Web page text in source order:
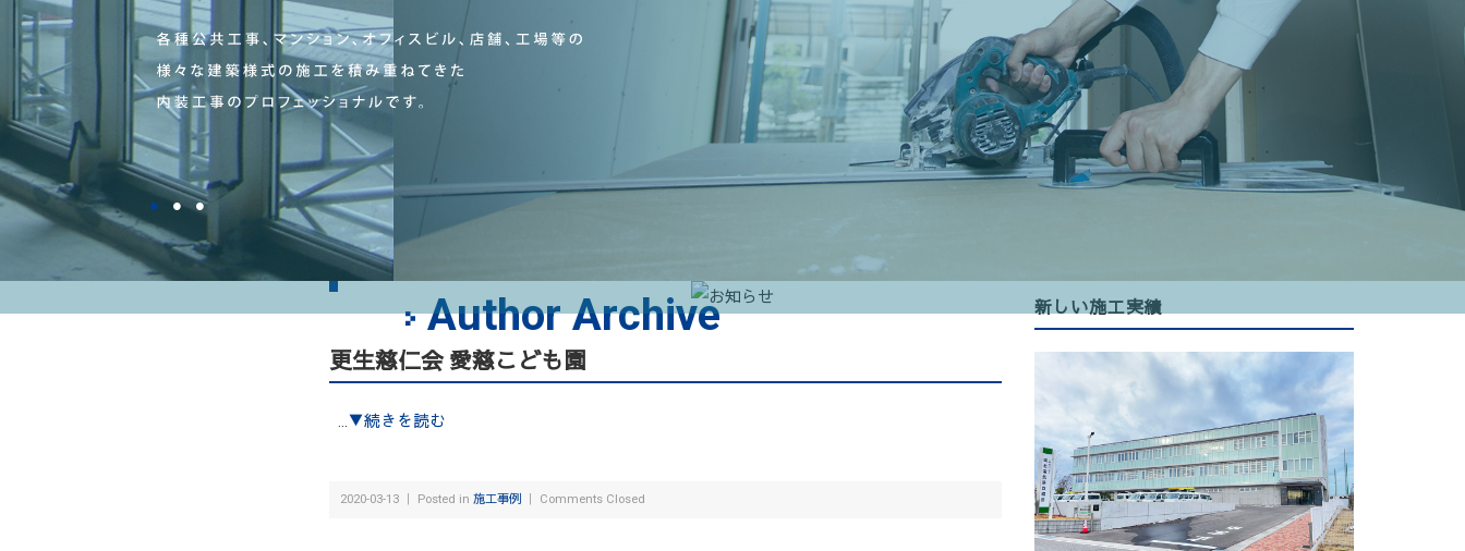
• • •
Author Archive
更生慈仁会 愛慈こども園
...▼続きを読む
2020-03-13 ｜ Posted in 施工事例 Comments Closed
新しい施工実績